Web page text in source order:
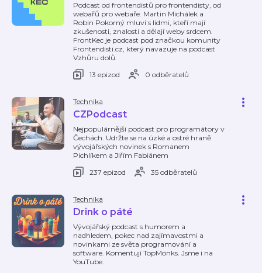
Podcast od frontendistů pro frontendisty, od
webařů pro webaře. Martin Michálek a
Robin Pokorný mluví s lidmi, kteří mají
zkušenosti, znalosti a dělají weby srdcem.
FrontKec je podcast pod značkou komunity
Frontendisti.cz, který navazuje na podcast
Vzhůru dolů.
13 epizod
0 odběratelů
Technika
CZPodcast
Nejpopulárnější podcast pro programátory v
Čechách. Udržte se na úzké a ostré hraně
vývojářských novinek s Romanem
Pichlíkem a Jiřím Fabiánem
237 epizod
35 odběratelů
Technika
Drink o páté
Vývojářský podcast s humorem a
nadhledem, pokec nad zajímavostmi a
novinkami ze světa programování a
software. Komentují TopMonks. ⁠Jsme i na
YouTube.